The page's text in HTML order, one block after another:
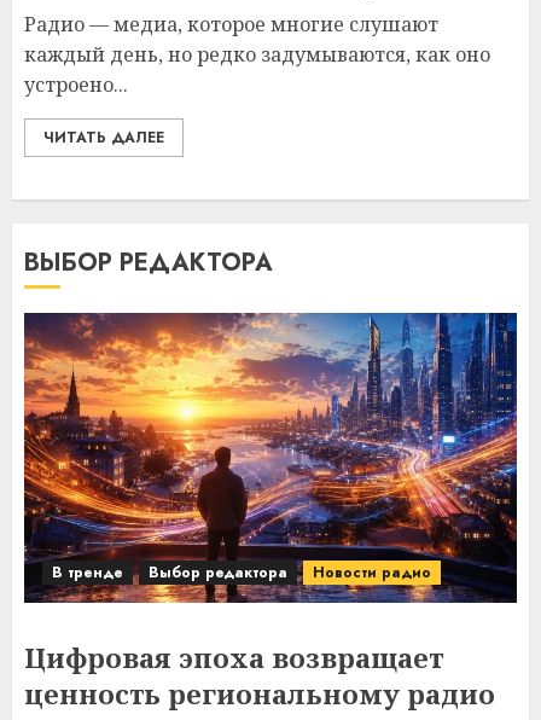
Радио — медиа, которое многие слушают
каждый день, но редко задумываются, как оно
устроено...
ЧИТАТЬ ДАЛЕЕ
ВЫБОР РЕДАКТОРА
В тренде Выбор редактора Новости радио
Цифровая эпоха возвращает
ценность региональному радио